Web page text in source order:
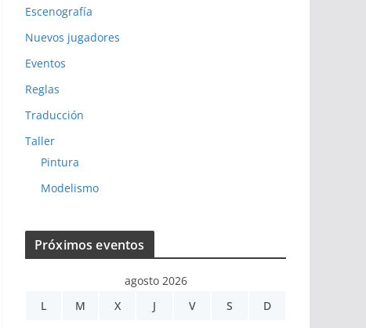
Escenografía
Nuevos jugadores
Eventos
Reglas
Traducción
Taller
Pintura
Modelismo
Próximos eventos
agosto 2026
L
M X J V S D